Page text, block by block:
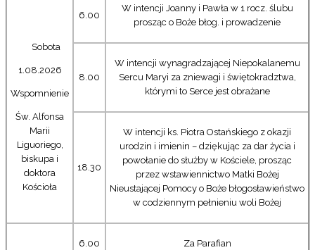
Sobota
1.08.2026
Wspomnienie
Św. Alfonsa
Marii
Liguoriego,
biskupa i
doktora
Kościoła
6.00
W intencji Joanny i Pawła w 1 rocz. ślubu
prosząc o Boże błog. i prowadzenie
8.00
W intencji wynagradzającej Niepokalanemu
Sercu Maryi za zniewagi i świętokradztwa,
którymi to Serce jest obrażane
18.30
W intencji ks. Piotra Ostańskiego z okazji
urodzin i imienin – dziękując za dar życia i
powołanie do służby w Kościele, prosząc
przez wstawiennictwo Matki Bożej
Nieustającej Pomocy o Boże błogosławieństwo
w codziennym pełnieniu woli Bożej
6.00 Za Parafian